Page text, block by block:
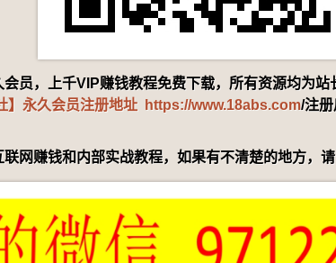
员，上千VIP赚钱教程免费下载，所有资源均为
】永久会员注册地址 https://www.18abs.com/注册
网赚钱和内部实战教程，如果有不清楚的地方，请